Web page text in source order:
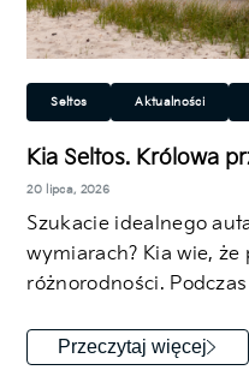
Seltos Aktualności
Kia Seltos. Królowa
20 lipca, 2026
Szukacie idealnego
wymiarach? Kia wie,
różnorodności.
Przeczytaj więcej